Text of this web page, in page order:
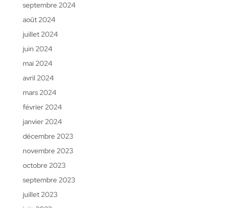
septembre 2024
août 2024
juillet 2024
juin 2024
mai 2024
avril 2024
mars 2024
février 2024
janvier 2024
décembre 2023
novembre 2023
octobre 2023
septembre 2023
juillet 2023